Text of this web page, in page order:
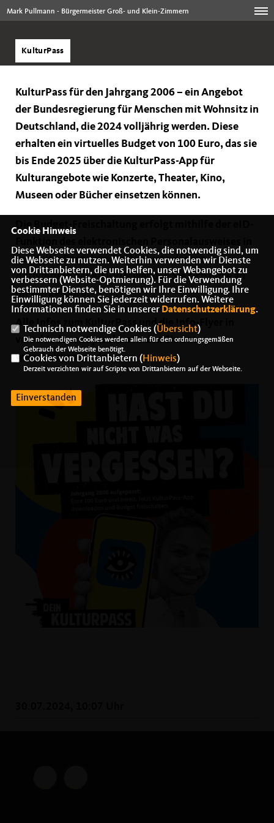
Mark Pullmann - Bürgermeister Groß- und Klein-Zimmern
KulturPass
KulturPass für den Jahrgang 2006 – ein Angebot
der Bundesregierung für Menschen mit Wohnsitz in
Deutschland, die 2024 volljährig werden. Diese
erhalten ein virtuelles Budget von 100 Euro, das sie
bis Ende 2025 über die KulturPass-App für
Kulturangebote wie Konzerte, Theater, Kino,
Museen oder Bücher einsetzen können.
Die Budget-Freischaltung erfolgt mithilfe der eID-
der KulturPass-App. Bei Verlust oder zur
Aktivierung der eID-PIN wenden Sie sich bitte an
Ihr Bürgerbüro.
Alle Infos zum KulturPass und die Info-Flyer in
verschiedenen Sprachen finden Sie unter
www.kulturpass.de
Cookie Hinweis
Diese Webseite verwendet Cookies, die notwendig sind, um
die Webseite zu nutzen. Weiterhin verwenden wir Dienste
von Drittanbietern, die uns helfen, unser Webangebot zu
verbessern (Website-Optmierung). Für die Verwendung
bestimmter Dienste, benötigen wir Ihre Einwilligung. Ihre
Einwilligung können Sie jederzeit widerrufen. Weitere
Informationen finden Sie in unserer Datenschutzerklärung.
Technisch notwendige Cookies (Übersicht)
Die notwendigen Cookies werden allein für den ordnungsgemäßen
Gebrauch der Webseite benötigt.
Cookies von Drittanbietern ( Hinweis)
Derzeit verzichten wir auf Scripte von Drittanbietern auf der Webseite.
Einverstanden